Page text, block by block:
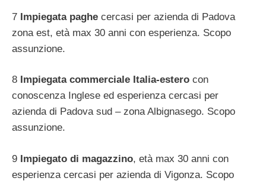
7 Impiegata paghe cercasi per azienda di Padova
zona est, età max 30 anni con esperienza. Scopo
assunzione.
8 Impiegata commerciale Italia-estero con
conoscenza Inglese ed esperienza cercasi per
azienda di Padova sud – zona Albignasego. Scopo
assunzione.
9 Impiegato di magazzino, età max 30 anni con
esperienza cercasi per azienda di Vigonza. Scopo